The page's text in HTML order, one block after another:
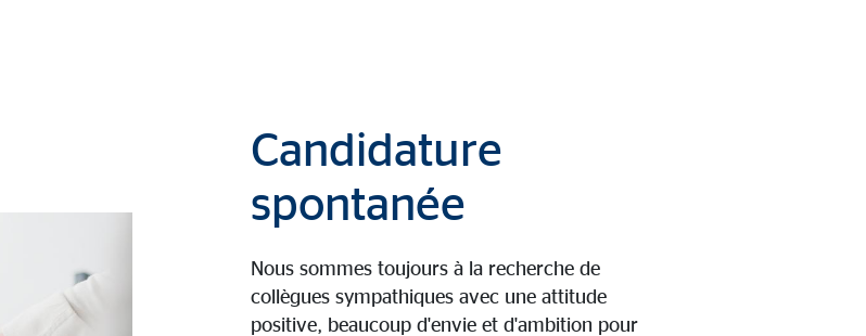
Candidature
spontanée
Nous sommes toujours à la recherche de
collègues sympathiques avec une attitude
positive, beaucoup d'envie et d'ambition pour